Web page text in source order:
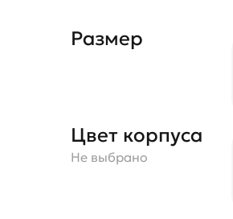
Размер
Цвет корпуса
Не выбрано